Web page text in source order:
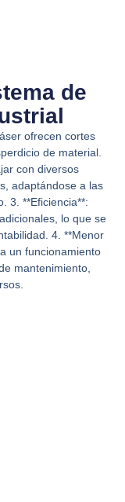
de
ofrecen cortes
de material.
con diversos
adaptándose a las
3. **Eficiencia**:
lo que se
4. **Menor
un funcionamiento
mantenimiento,